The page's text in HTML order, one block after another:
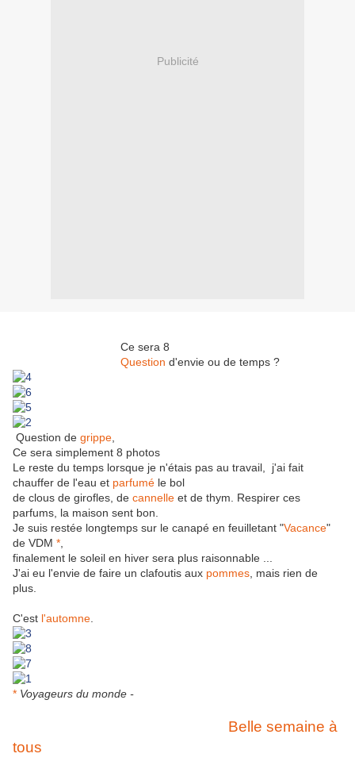
Publicité
Ce sera 8
Question d'envie ou de temps ?
Question de grippe
Ce sera simplement 8 photos
Le reste du temps lorsque je n'étais pas au travail, j'ai fait
chauffer de l'eau et parfumé le bol
de clous de girofles, de cannelle et de thym. Respirer ces
parfums, la maison sent bon.
Je suis restée longtemps sur le canapé en feuilletant "Vacance"
de VDM *
finalement le soleil en hiver sera plus raisonnable ...
J'ai eu l'envie de faire un clafoutis aux pommes , mais rien de
plus.
C'est l'automne
* Voyageurs du monde -
Belle semaine à
tous